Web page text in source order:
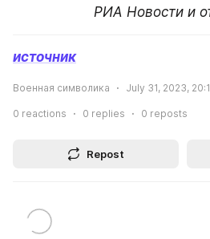
РИА Новости и
источник
Военная символика July 31, 2023,
0 reactions 0 replies 0 reposts
Repost